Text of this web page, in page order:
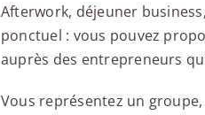
Afterwork, déjeuner
ponctuel : vous pouvez
auprès des entrepreneurs
Vous représentez un